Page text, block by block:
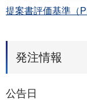
提案書評価基準（
発注情報
公告日